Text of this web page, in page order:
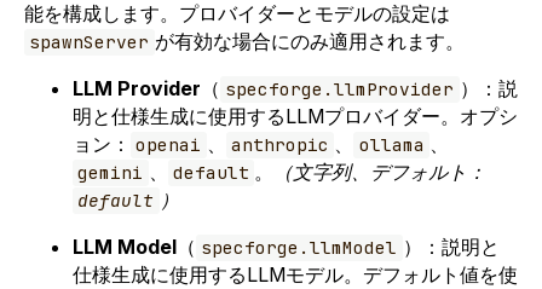
能を構成します。プロバイダーとモデルの設定は
spawnServer が有効な場合にのみ適用されます。
LLM Provider （ specforge.llmProvider ）：説
明と仕様生成に使用するLLMプロバイダー。オプシ
ョン： openai 、 anthropic 、 ollama 、
gemini 、 default 。 （文字列、デフォルト：
default ）
LLM Model （ specforge.llmModel ）：説明と
仕様生成に使用するLLMモデル。デフォルト値を使